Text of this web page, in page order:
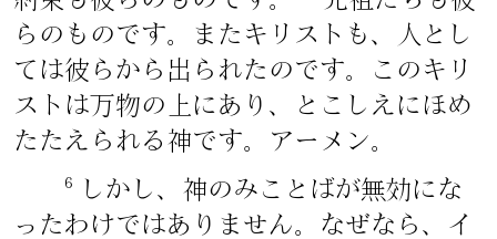
らのものです。またキリストも、人とし
ては彼らから出られたのです。このキリ
ストは万物の上にあり、とこしえにほめ
たたえられる神です。アーメン。
6
しかし、神のみことばが無効にな
ったわけではありません。なぜなら、イ